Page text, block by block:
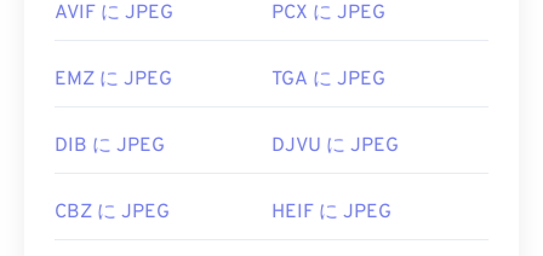
AVIF に JPEG PCX に JPEG
EMZ に JPEG TGA に JPEG
DIB に JPEG DJVU に JPEG
CBZ に JPEG HEIF に JPEG